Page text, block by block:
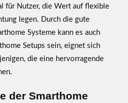
für Nutzer, die Wert auf flexible
legen. Durch die gute
Systeme kann es auch
Setups sein, eignet sich
die eine hervorragende
der Smarthome